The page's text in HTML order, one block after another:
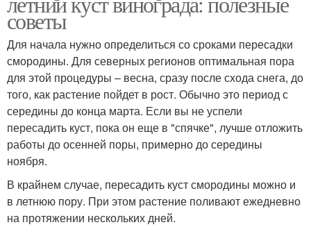
советы
Для начала нужно определиться со сроками пересадки
смородины. Для северных регионов оптимальная пора
для этой процедуры – весна, сразу после схода снега, до
того, как растение пойдет в рост. Обычно это период с
середины до конца марта. Если вы не успели
пересадить куст, пока он еще в "спячке", лучше отложить
работы до осенней поры, примерно до середины
ноября.
В крайнем случае, пересадить куст смородины можно и
в летнюю пору. При этом растение поливают ежедневно
на протяжении нескольких дней.